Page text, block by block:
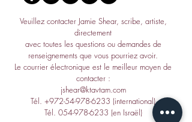
Veuillez contacter Jamie Shear, scribe, artiste,
directement
avec toutes les questions ou demandes de
renseignements que vous pourriez avoir.
Le courrier électronique est le meilleur moyen de
contacter :
jshear@ktavtam.com
Tél. +972-54-978-6233 (international)
Tél. 054-978-6233 (en Israël)